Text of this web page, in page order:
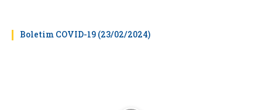
Boletim COVID-19 (23/02/2024)